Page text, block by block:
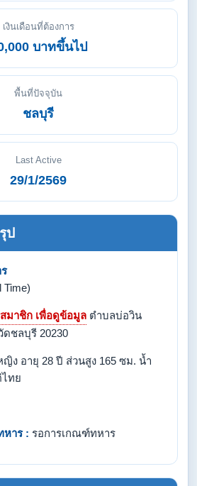
เงินเดือนที่ต้องการ
บาทขึ้นไป
พื้นที่ปัจจุบัน
ชลบุรี
Last Active
29/1/2569
ป
Time)
มาชิก เพื่อดูข้อมูล ตำบลบ่อวิน
ดชลบุรี 20230
ญิง อายุ 28 ปี ส่วนสูง 165 ซม. น้ำ
ทย
หาร : รอการเกณฑ์ทหาร